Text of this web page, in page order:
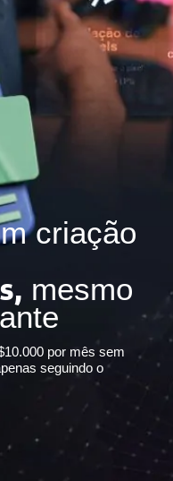
criação
mesmo
por mês sem
seguindo o